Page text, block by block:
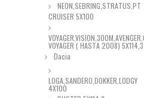
NEON,SEBRING,STRATUS,PT
CRUISER 5X100
VOYAGER ( HASTA 2008) 5X114,3
Dacia
LOGA,SANDERO,DOKKER,LODGY
4X100